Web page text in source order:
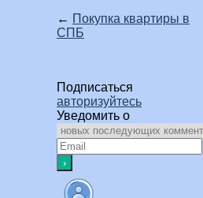
← Покупка квартиры в
СПБ
Подписаться
авторизуйтесь
Уведомить о